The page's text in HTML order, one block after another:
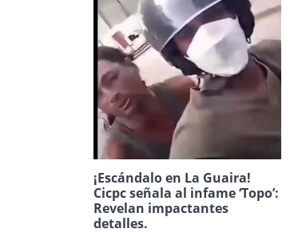
¡Escándalo en La Guaira!
Cicpc señala al infame ‘Topo’:
Revelan impactantes
detalles.